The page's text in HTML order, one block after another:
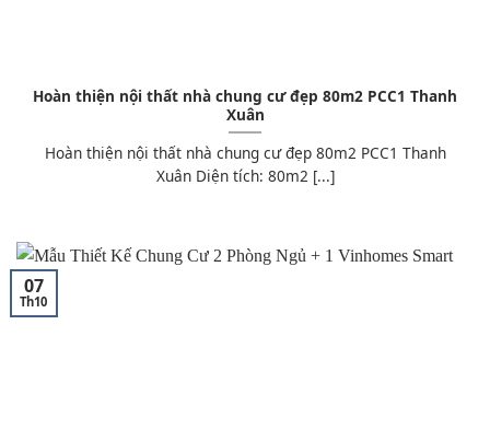
Hoàn thiện nội thất nhà chung cư đẹp 80m2 PCC1 Thanh
Xuân
Hoàn thiện nội thất nhà chung cư đẹp 80m2 PCC1 Thanh
Xuân Diện tích: 80m2 [...]
07
Th10